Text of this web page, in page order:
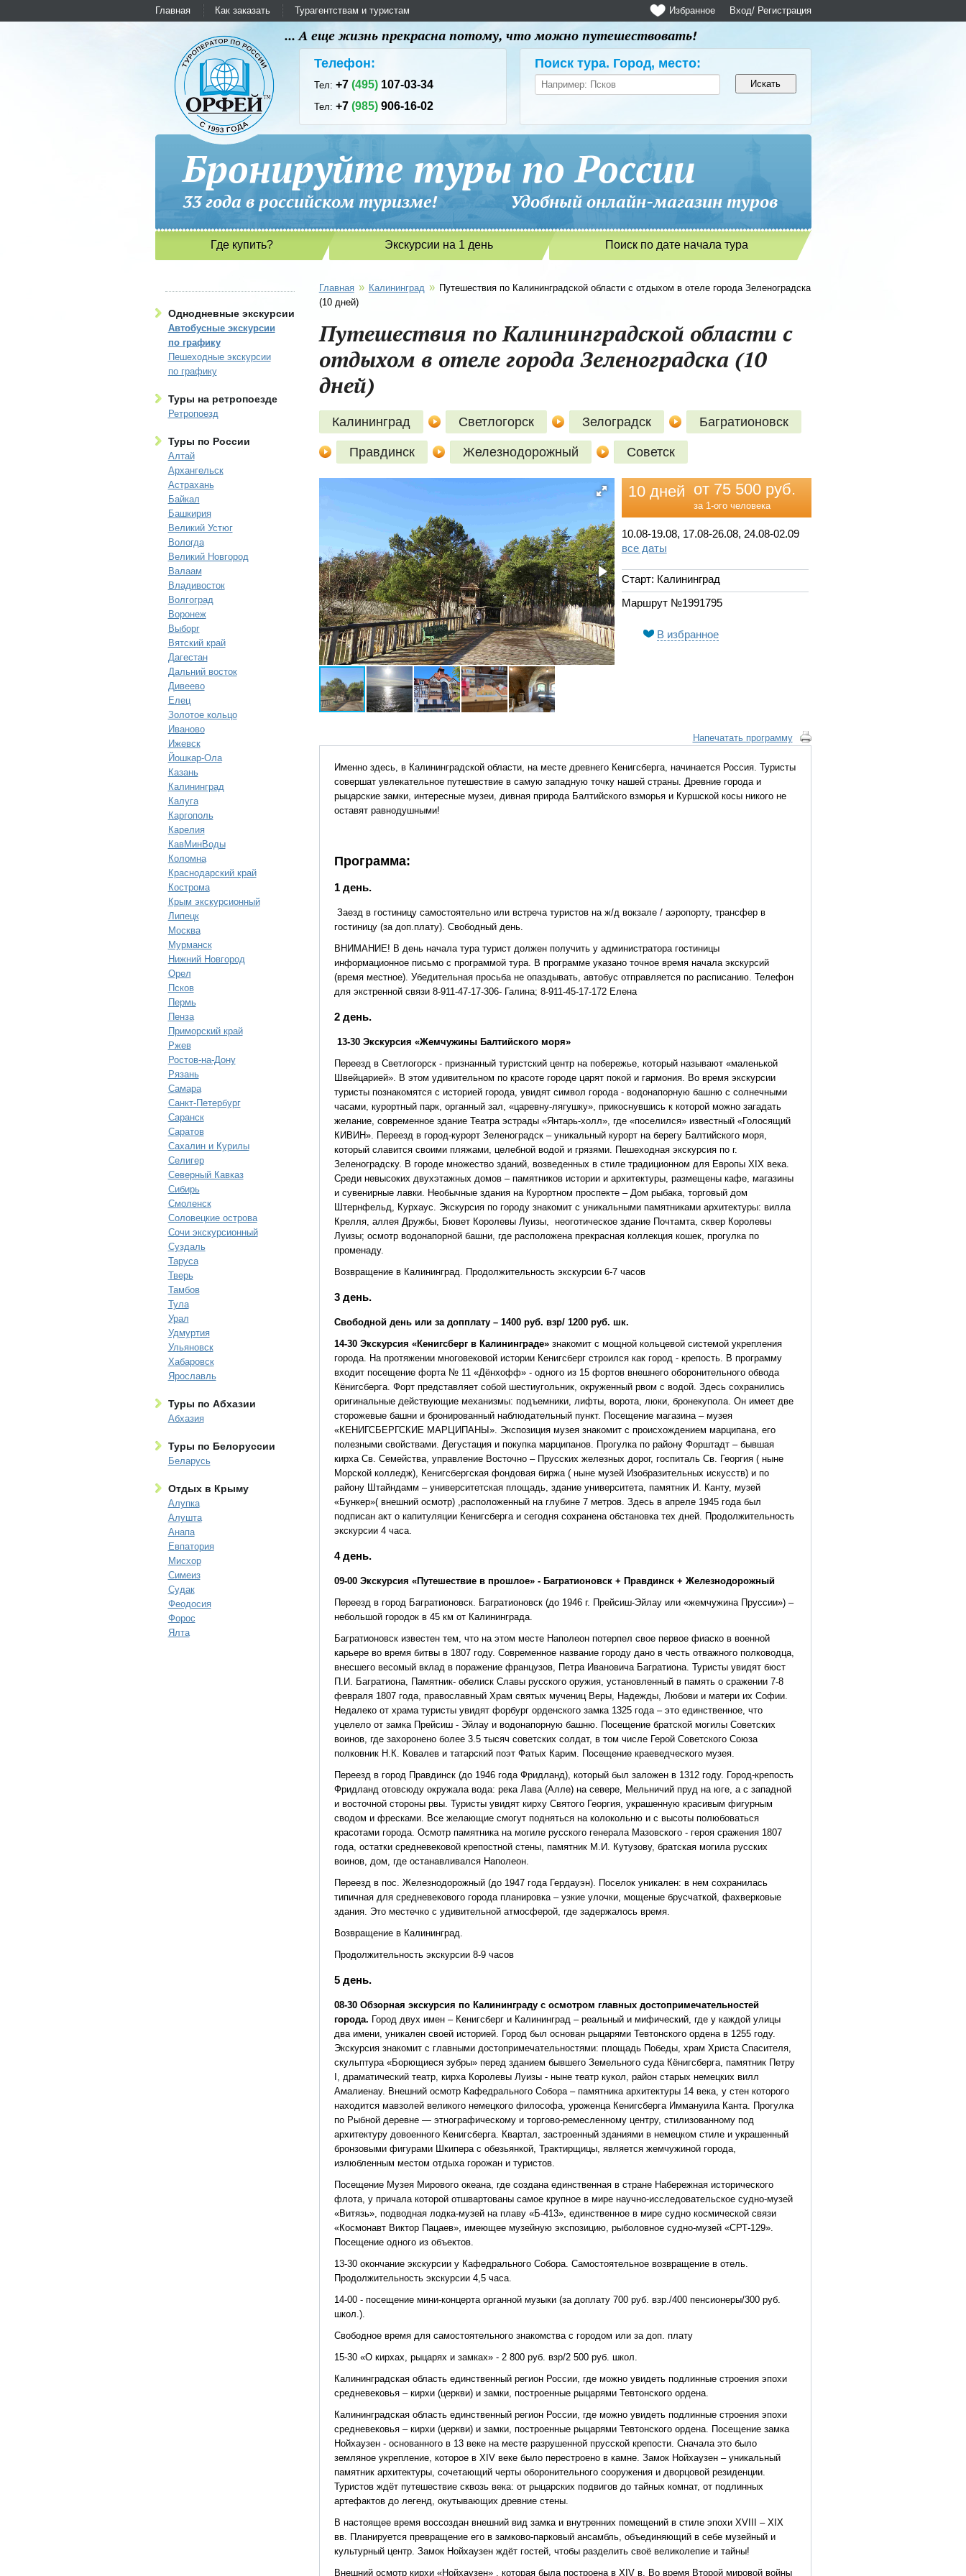
Главная Как заказать Турагентствам и туристам Вход/ Регистрация
Избранное
... А еще жизнь прекрасна потому, что можно путешествовать!
Телефон:
Тел:+7(495) 107-03-34
Тел:+7(985) 906-16-02
Поиск тура. Город, место:
Бронируйте туры по России
33 года в российском туризме! Удобный онлайн-магазин туров
Где купить? Экскурсии на 1 день Поиск по дате начала тура
Однодневные экскурсии
Автобусные экскурсии
по графику
Пешеходные экскурсии
по графику
Туры на ретропоезде
Ретропоезд
Туры по России
Алтай
Архангельск
Астрахань
Байкал
Башкирия
Великий Устюг
Вологда
Великий Новгород
Валаам
Владивосток
Волгоград
Воронеж
Выборг
Вятский край
Дагестан
Дальний восток
Дивеево
Елец
Золотое кольцо
Иваново
Ижевск
Йошкар-Ола
Казань
Калининград
Калуга
Каргополь
Карелия
КавМинВоды
Коломна
Краснодарский край
Кострома
Крым экскурсионный
Липецк
Москва
Мурманск
Нижний Новгород
Орел
Псков
Пермь
Пенза
Приморский край
Ржев
Ростов-на-Дону
Рязань
Самара
Санкт-Петербург
Саранск
Саратов
Сахалин и Курилы
Селигер
Северный Кавказ
Сибирь
Смоленск
Соловецкие острова
Сочи экскурсионный
Суздаль
Таруса
Тверь
Тамбов
Тула
Урал
Удмуртия
Ульяновск
Хабаровск
Ярославль
Туры по Абхазии
Абхазия
Туры по Белоруссии
Беларусь
Отдых в Крыму
Алупка
Алушта
Анапа
Евпатория
Мисхор
Симеиз
Судак
Феодосия
Форос
Ялта
Главная » Калининград » Путешествия по Калининградской области с отдыхом в отеле города Зеленоградска
(10 дней)
Путешествия по Калининградской области с
отдыхом в отеле города Зеленоградска (10
дней)
Калининград Светлогорск Зелоградск Багратионовск
Правдинск Железнодорожный Советск
10 дней от 75 500 руб.
за 1-ого человека
10.08-19.08, 17.08-26.08, 24.08-02.09
все даты
Старт: Калининград
Маршрут №1991795
В избранное
Напечатать программу
Именно здесь, в Калининградской области, на месте древнего Кенигсберга, начинается Россия. Туристы
совершат увлекательное путешествие в самую западную точку нашей страны. Древние города и
рыцарские замки, интересные музеи, дивная природа Балтийского взморья и Куршской косы никого не
оставят равнодушными!
Программа:
1 день.
Заезд в гостиницу самостоятельно или встреча туристов на ж/д вокзале / аэропорту, трансфер в
гостиницу (за доп.плату). Свободный день.
ВНИМАНИЕ! В день начала тура турист должен получить у администратора гостиницы
информационное письмо с программой тура. В программе указано точное время начала экскурсий
(время местное). Убедительная просьба не опаздывать, автобус отправляется по расписанию. Телефон
для экстренной связи 8-911-47-17-306- Галина; 8-911-45-17-172 Елена
2 день.
13-30 Экскурсия «Жемчужины Балтийского моря»
Переезд в Светлогорск - признанный туристский центр на побережье, который называют «маленькой
Швейцарией». В этом удивительном по красоте городе царят покой и гармония. Во время экскурсии
туристы познакомятся с историей города, увидят символ города - водонапорную башню с солнечными
часами, курортный парк, органный зал, «царевну-лягушку», прикоснувшись к которой можно загадать
желание, современное здание Театра эстрады «Янтарь-холл», где «поселился» известный «Голосящий
КИВИН». Переезд в город-курорт Зеленоградск – уникальный курорт на берегу Балтийского моря,
который славится своими пляжами, целебной водой и грязями. Пешеходная экскурсия по г.
Зеленоградску. В городе множество зданий, возведенных в стиле традиционном для Европы ХIХ века.
Среди невысоких двухэтажных домов – памятников истории и архитектуры, размещены кафе, магазины
и сувенирные лавки. Необычные здания на Курортном проспекте – Дом рыбака, торговый дом
Штернфельд, Курхаус. Экскурсия по городу знакомит с уникальными памятниками архитектуры: вилла
Крелля, аллея Дружбы, Бювет Королевы Луизы, неоготическое здание Почтамта, сквер Королевы
Луизы; осмотр водонапорной башни, где расположена прекрасная коллекция кошек, прогулка по
променаду.
Возвращение в Калининград. Продолжительность экскурсии 6-7 часов
3 день.
Свободной день или за допплату – 1400 руб. взр/ 1200 руб. шк.
14-30 Экскурсия «Кенигсберг в Калининграде»знакомит с мощной кольцевой системой укрепления
города. На протяжении многовековой истории Кенигсберг строился как город - крепость. В программу
входит посещение форта № 11 «Дёнхофф» - одного из 15 фортов внешнего оборонительного обвода
Кёнигсберга. Форт представляет собой шестиугольник, окруженный рвом с водой. Здесь сохранились
оригинальные действующие механизмы: подъемники, лифты, ворота, люки, бронекупола. Он имеет две
сторожевые башни и бронированный наблюдательный пункт. Посещение магазина – музея
«КЕНИГСБЕРГСКИЕ МАРЦИПАНЫ». Экспозиция музея знакомит с происхождением марципана, его
полезными свойствами. Дегустация и покупка марципанов. Прогулка по району Форштадт – бывшая
кирха Св. Семейства, управление Восточно – Прусских железных дорог, госпиталь Св. Георгия ( ныне
Морской колледж), Кенигсбергская фондовая биржа ( ныне музей Изобразительных искусств) и по
району Штайндамм – университетская площадь, здание университета, памятник И. Канту, музей
«Бункер»( внешний осмотр) ,расположенный на глубине 7 метров. Здесь в апреле 1945 года был
подписан акт о капитуляции Кенигсберга и сегодня сохранена обстановка тех дней. Продолжительность
экскурсии 4 часа.
4 день.
09-00 Экскурсия «Путешествие в прошлое» - Багратионовск + Правдинск + Железнодорожный
Переезд в город Багратионовск. Багратионовск (до 1946 г. Прейсиш-Эйлау или «жемчужина Пруссии») –
небольшой городок в 45 км от Калининграда.
Багратионовск известен тем, что на этом месте Наполеон потерпел свое первое фиаско в военной
карьере во время битвы в 1807 году. Современное название городу дано в честь отважного полководца,
внесшего весомый вклад в поражение французов, Петра Ивановича Багратиона. Туристы увидят бюст
П.И. Багратиона, Памятник- обелиск Славы русского оружия, установленный в память о сражении 7-8
февраля 1807 года, православный Храм святых мучениц Веры, Надежды, Любови и матери их Софии.
Недалеко от храма туристы увидят форбург орденского замка 1325 года – это единственное, что
уцелело от замка Прейсиш - Эйлау и водонапорную башню. Посещение братской могилы Советских
воинов, где захоронено более 3.5 тысяч советских солдат, в том числе Герой Советского Союза
полковник Н.К. Ковалев и татарский поэт Фатых Карим. Посещение краеведческого музея.
Переезд в город Правдинск (до 1946 года Фридланд), который был заложен в 1312 году. Город-крепость
Фридланд отовсюду окружала вода: река Лава (Алле) на севере, Мельничий пруд на юге, а с западной
и восточной стороны рвы. Туристы увидят кирху Святого Георгия, украшенную красивым фигурным
сводом и фресками. Все желающие смогут подняться на колокольню и с высоты полюбоваться
красотами города. Осмотр памятника на могиле русского генерала Мазовского - героя сражения 1807
года, остатки средневековой крепостной стены, памятник М.И. Кутузову, братская могила русских
воинов, дом, где останавливался Наполеон.
Переезд в пос. Железнодорожный (до 1947 года Гердауэн). Поселок уникален: в нем сохранилась
типичная для средневекового города планировка – узкие улочки, мощеные брусчаткой, фахверковые
здания. Это местечко с удивительной атмосферой, где задержалось время.
Возвращение в Калининград.
Продолжительность экскурсии 8-9 часов
5 день.
08-30 Обзорная экскурсия по Калининграду с осмотром главных достопримечательностей
города. Город двух имен – Кенигсберг и Калининград – реальный и мифический, где у каждой улицы
два имени, уникален своей историей. Город был основан рыцарями Тевтонского ордена в 1255 году.
Экскурсия знакомит с главными достопримечательностями: площадь Победы, храм Христа Спасителя,
скульптура «Борющиеся зубры» перед зданием бывшего Земельного суда Кёнигсберга, памятник Петру
I, драматический театр, кирха Королевы Луизы - ныне театр кукол, район старых немецких вилл
Амалиенау. Внешний осмотр Кафедрального Собора – памятника архитектуры 14 века, у стен которого
находится мавзолей великого немецкого философа, уроженца Кенигсберга Иммануила Канта. Прогулка
по Рыбной деревне — этнографическому и торгово-ремесленному центру, стилизованному под
архитектуру довоенного Кенигсберга. Квартал, застроенный зданиями в немецком стиле и украшенный
бронзовыми фигурами Шкипера с обезьянкой, Трактирщицы, является жемчужиной города,
излюбленным местом отдыха горожан и туристов.
Посещение Музея Мирового океана, где создана единственная в стране Набережная исторического
флота, у причала которой отшвартованы самое крупное в мире научно-исследовательское судно-музей
«Витязь», подводная лодка-музей на плаву «Б-413», единственное в мире судно космической связи
«Космонавт Виктор Пацаев», имеющее музейную экспозицию, рыболовное судно-музей «СРТ-129».
Посещение одного из объектов.
13-30 окончание экскурсии у Кафедрального Собора. Самостоятельное возвращение в отель.
Продолжительность экскурсии 4,5 часа.
14-00 - посещение мини-концерта органной музыки (за доплату 700 руб. взр./400 пенсионеры/300 руб.
школ.).
Свободное время для самостоятельного знакомства с городом или за доп. плату
15-30 «О кирхах, рыцарях и замках» - 2 800 руб. взр/2 500 руб. школ.
Калининградская область единственный регион России, где можно увидеть подлинные строения эпохи
средневековья – кирхи (церкви) и замки, построенные рыцарями Тевтонского ордена.
Калининградская область единственный регион России, где можно увидеть подлинные строения эпохи
средневековья – кирхи (церкви) и замки, построенные рыцарями Тевтонского ордена. Посещение замка
Нойхаузен - основанного в 13 веке на месте разрушенной прусской крепости. Сначала это было
земляное укрепление, которое в XIV веке было перестроено в камне. Замок Нойхаузен – уникальный
памятник архитектуры, сочетающий черты оборонительного сооружения и дворцовой резиденции.
Туристов ждёт путешествие сквозь века: от рыцарских подвигов до тайных комнат, от подлинных
артефактов до легенд, окутывающих древние стены.
В настоящее время воссоздан внешний вид замка и внутренних помещений в стиле эпохи ХVIII – ХIХ
вв. Планируется превращение его в замково-парковый ансамбль, объединяющий в себе музейный и
культурный центр. Замок Нойхаузен ждёт гостей, чтобы разделить своё великолепие и тайны!
Внешний осмотр кирхи «Нойхаузен» , которая была построена в XIV в. Во время Второй мировой войны